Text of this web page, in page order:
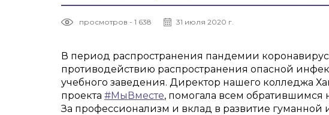
просмотров - 1 638 31 июля 2020 г.
В период распространения пандемии
противодействию распространения опасной
учебного заведения. Директор нашего колледжа
проекта #МыВместе, помогала всем обратившимся
За профессионализм и вклад в развитие